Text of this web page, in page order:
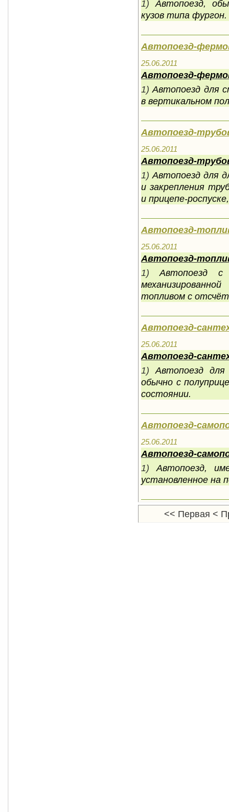
1) Автопоезд,
кузов типа фургон.
Автопоезд-
25.06.2011
Автопоезд-
1)Автопоезд для
в вертикальном
Автопоезд-
25.06.2011
Автопоезд-
1) Автопоезд для
и закрепления
и прицепе-
Автопоезд-
25.06.2011
Автопоезд-
1)Автопоезд с
топливом с
Автопоезд-
25.06.2011
Автопоезд-
1)Автопоезд
обычно с
состоянии.
Автопоезд-
25.06.2011
Автопоезд-
1)Автопоезд,
установленное на
<< Первая <